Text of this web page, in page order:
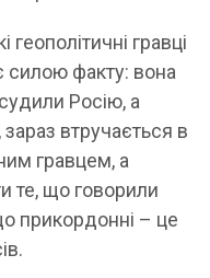
гравці
силою факту: вона
Росію, а
втручається в
гравцем, а
те, що говорили
прикордонні – це